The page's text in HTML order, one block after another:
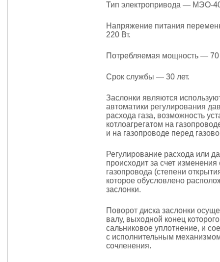
Тип электропривода — МЭО-
Напряжение питания
220 Вт.
Потребляемая мощность — 70
Срок службы — 30 лет.
Заслонки являются
автоматики регулирования
расхода газа, возможность
котлоагрегатом на
и на газопроводе перед
Регулирование расхода или
происходит за счет изменения
газопровода (степени
которое обусловлено
заслонки.
Поворот диска заслонки
валу, выходной конец
сальниковое уплотнение, и
с исполнительным
сочленения.